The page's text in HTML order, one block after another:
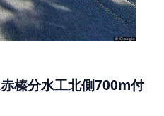
榛分水工北側700m付